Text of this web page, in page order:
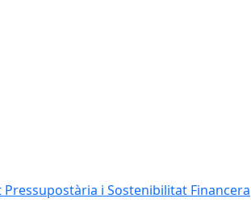
i Sostenibilitat Financera